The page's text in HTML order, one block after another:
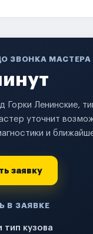
ЗВОНКА МАСТЕРА
Горки Ленинские,
уточнит
и
заявку
В ЗАЯВКЕ
тип кузова